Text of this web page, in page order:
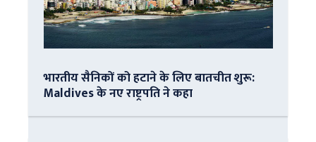
भारतीय सैनिकों को हटाने के लिए बातचीत शुरू:
Maldives के नए राष्ट्रपति ने कहा